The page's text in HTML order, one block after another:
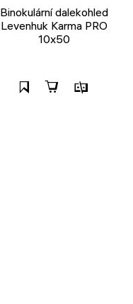
Binokulární dalekohled
Levenhuk Karma PRO
10x50